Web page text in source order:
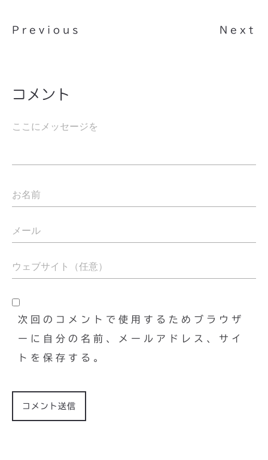
Previous Next
コメント
次回のコメントで使用するためブラウザ
ーに自分の名前、メールアドレス、サイ
トを保存する。